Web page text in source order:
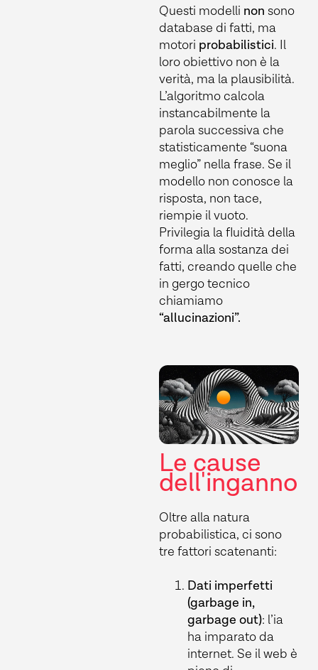
Questi modelli non sono
database di fatti, ma
motori probabilistici. Il
loro obiettivo non è la
verità, ma la plausibilità.
L’algoritmo calcola
instancabilmente la
parola successiva che
statisticamente “suona
meglio” nella frase. Se il
modello non conosce la
risposta, non tace,
riempie il vuoto.
Privilegia la fluidità della
forma alla sostanza dei
fatti, creando quelle che
in gergo tecnico
chiamiamo
“allucinazioni”.
Le cause
dell'inganno
Oltre alla natura
probabilistica, ci sono
tre fattori scatenanti:
Dati imperfetti
(garbage in,
garbage out): l’ia
ha imparato da
internet. Se il web è